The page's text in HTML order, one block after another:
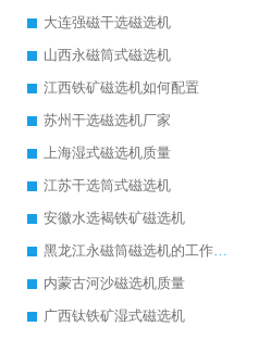
大连强磁干选磁选机
山西永磁筒式磁选机
江西铁矿磁选机如何配置
苏州干选磁选机厂家
上海湿式磁选机质量
江苏干选筒式磁选机
安徽水选褐铁矿磁选机
黑龙江永磁筒磁选机的工作原理
内蒙古河沙磁选机质量
广西钛铁矿湿式磁选机